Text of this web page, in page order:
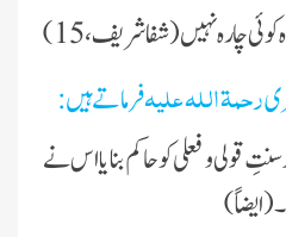
چارہ نہیں (شفا شریف ،15)
رحمۃ اللہ علیہفرماتے ہیں :
و فعلی کو حاکم بنایا اس نے
(ایضا ً)